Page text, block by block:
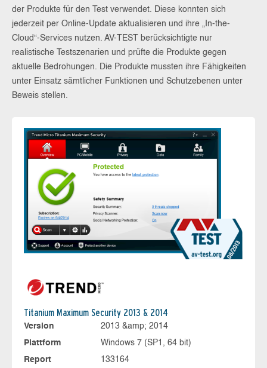
der Produkte für den Test verwendet. Diese konnten sich
jederzeit per Online-Update aktualisieren und ihre „In-the-
Cloud“-Services nutzen. AV-TEST berücksichtigte nur
realistische Testszenarien und prüfte die Produkte gegen
aktuelle Bedrohungen. Die Produkte mussten ihre Fähigkeiten
unter Einsatz sämtlicher Funktionen und Schutzebenen unter
Beweis stellen.
Titanium Maximum Security 2013 & 2014
Version
2013 &amp; 2014
Plattform
Windows 7 (SP1, 64 bit)
Report
133164